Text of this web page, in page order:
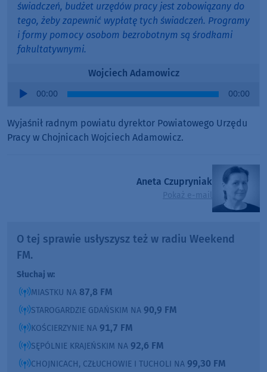
świadczeń, budżet urzędów pracy jest zobowiązany do
tego, żeby zapewnić wypłatę tych świadczeń. Programy
i formy pomocy osobom bezrobotnym są środkami
fakultatywnymi.
Wojciech Adamowicz
Audio
00:00 00:00
Wyjaśnił radnym powiatu dyrektor Powiatowego Urzędu
Pracy w Chojnicach Wojciech Adamowicz.
Aneta Czupryniak
Pokaż e-mail
O tej sprawie usłyszysz też w radiu Weekend
FM.
Słuchaj w:
MIASTKU NA 87,8 FM
STAROGARDZIE GDAŃSKIM NA 90,9 FM
KOŚCIERZYNIE NA 91,7 FM
SĘPÓLNIE KRAJEŃSKIM NA 92,6 FM
CHOJNICACH, CZŁUCHOWIE I TUCHOLI NA 99,30 FM